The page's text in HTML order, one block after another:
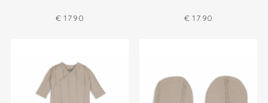
€ 17.90 € 17.90